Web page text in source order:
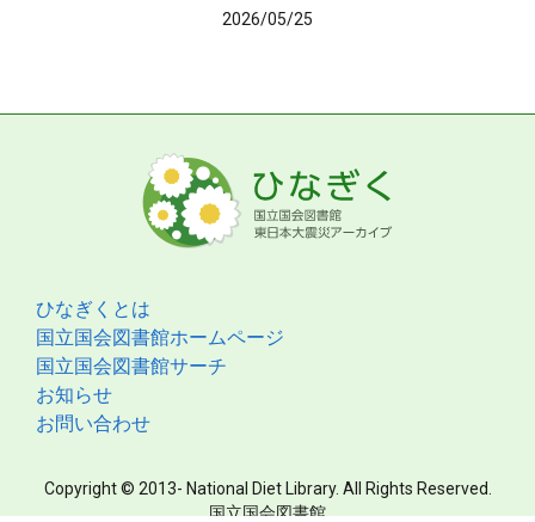
2026/05/25
ひなぎくとは
国立国会図書館ホームページ
国立国会図書館サーチ
お知らせ
お問い合わせ
Copyright © 2013- National Diet Library. All Rights Reserved.